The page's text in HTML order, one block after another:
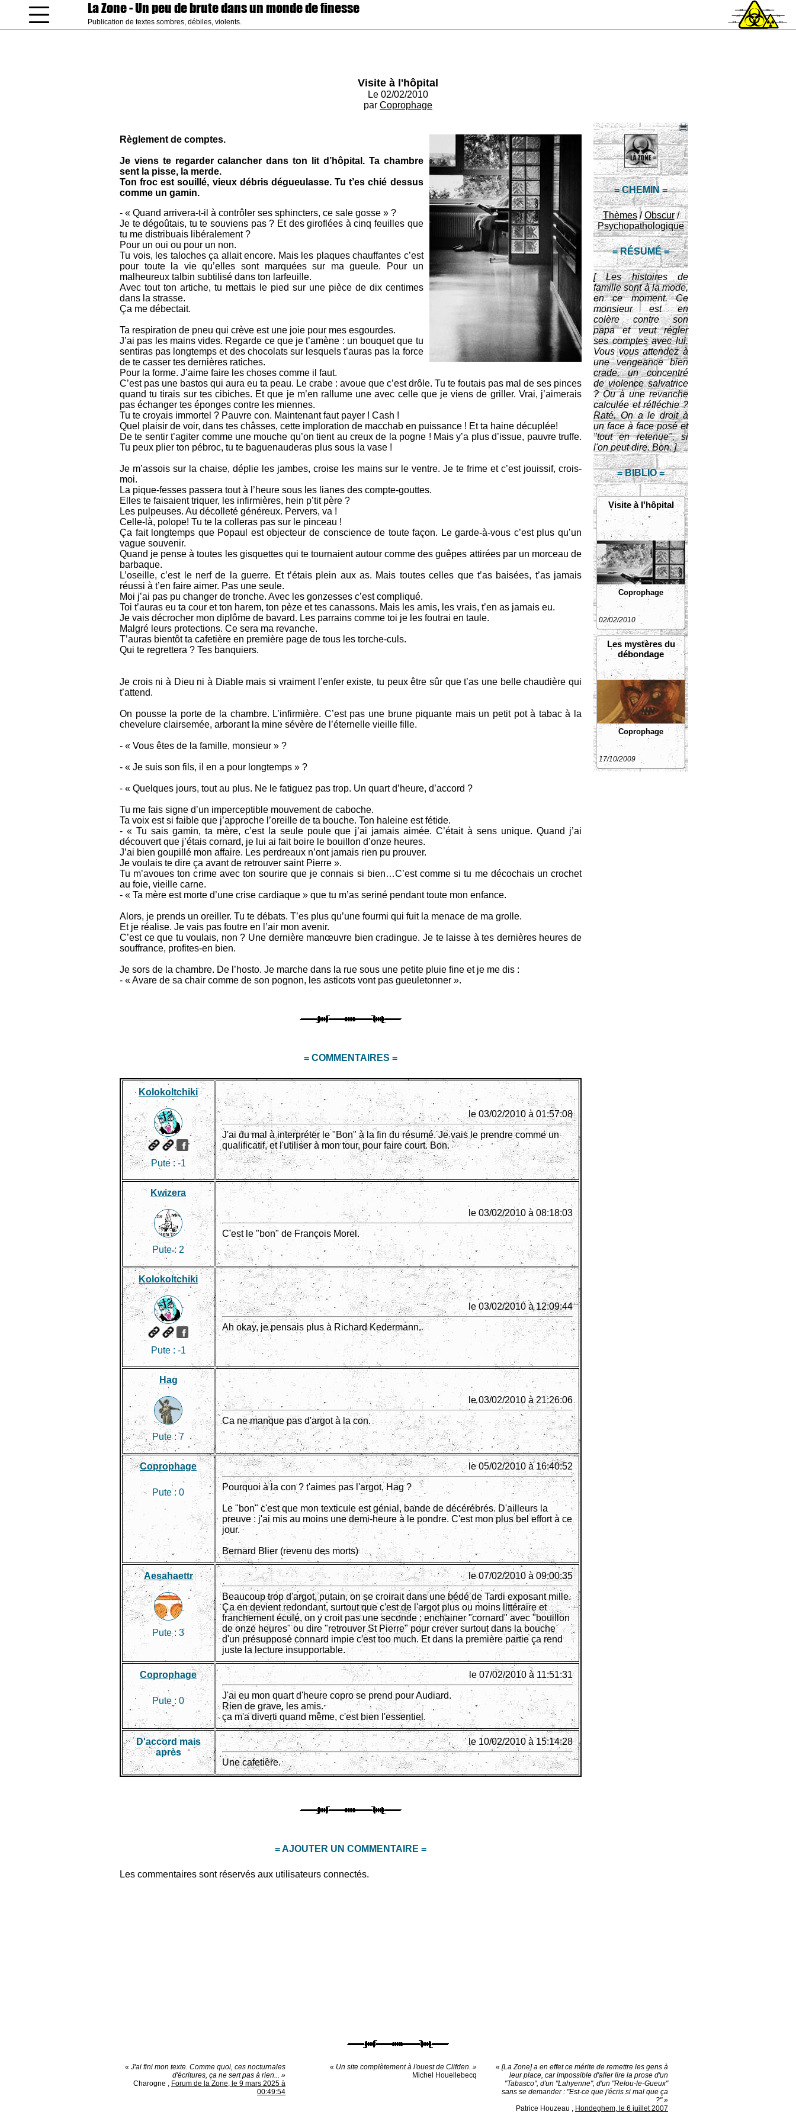
La Zone- Un peu de brute dans un monde de finesse
Publication de textes sombres, débiles, violents.
Visite à l'hôpital
Le 02/02/2010
par Coprophage
= CHEMIN =
Thèmes/Obscur/
Psychopathologique
= RÉSUMÉ =
[ Les histoires de
famille sont à la mode,
en ce moment. Ce
monsieur est en
colère contre son
papa et veut régler
ses comptes avec lui.
Vous vous attendez à
une vengeance bien
crade, un concentré
de violence salvatrice
? Ou à une revanche
calculée et réfléchie ?
Raté. On a le droit à
un face à face posé et
"tout en retenue", si
l'on peut dire. Bon. ]
= BIBLIO =
Visite à l'hôpital
Coprophage
02/02/2010
Les mystères du
débondage
Coprophage
17/10/2009
Règlement de comptes.
Je viens te regarder calancher dans ton lit d’hôpital. Ta chambre
sent la pisse, la merde.
Ton froc est souillé, vieux débris dégueulasse. Tu t’es chié dessus
comme un gamin.
- « Quand arrivera-t-il à contrôler ses sphincters, ce sale gosse » ?
Je te dégoûtais, tu te souviens pas ? Et des giroflées à cinq feuilles que
tu me distribuais libéralement ?
Pour un oui ou pour un non.
Tu vois, les taloches ça allait encore. Mais les plaques chauffantes c’est
pour toute la vie qu’elles sont marquées sur ma gueule. Pour un
malheureux talbin subtilisé dans ton larfeuille.
Avec tout ton artiche, tu mettais le pied sur une pièce de dix centimes
dans la strasse.
Ça me débectait.
Ta respiration de pneu qui crève est une joie pour mes esgourdes.
J’ai pas les mains vides. Regarde ce que je t’amène : un bouquet que tu
sentiras pas longtemps et des chocolats sur lesquels t’auras pas la force
de te casser tes dernières ratiches.
Pour la forme. J’aime faire les choses comme il faut.
C’est pas une bastos qui aura eu ta peau. Le crabe : avoue que c’est drôle. Tu te foutais pas mal de ses pinces
quand tu tirais sur tes cibiches. Et que je m’en rallume une avec celle que je viens de griller. Vrai, j’aimerais
pas échanger tes éponges contre les miennes.
Tu te croyais immortel ? Pauvre con. Maintenant faut payer ! Cash !
Quel plaisir de voir, dans tes châsses, cette imploration de macchab en puissance ! Et ta haine décuplée!
De te sentir t’agiter comme une mouche qu’on tient au creux de la pogne ! Mais y’a plus d’issue, pauvre truffe.
Tu peux plier ton pébroc, tu te baguenauderas plus sous la vase !
Je m’assois sur la chaise, déplie les jambes, croise les mains sur le ventre. Je te frime et c’est jouissif, crois-
moi.
La pique-fesses passera tout à l’heure sous les lianes des compte-gouttes.
Elles te faisaient triquer, les infirmières, hein p’tit père ?
Les pulpeuses. Au décolleté généreux. Pervers, va !
Celle-là, polope! Tu te la colleras pas sur le pinceau !
Ça fait longtemps que Popaul est objecteur de conscience de toute façon. Le garde-à-vous c’est plus qu’un
vague souvenir.
Quand je pense à toutes les gisquettes qui te tournaient autour comme des guêpes attirées par un morceau de
barbaque.
L’oseille, c’est le nerf de la guerre. Et t’étais plein aux as. Mais toutes celles que t’as baisées, t’as jamais
réussi à t’en faire aimer. Pas une seule.
Moi j’ai pas pu changer de tronche. Avec les gonzesses c’est compliqué.
Toi t’auras eu ta cour et ton harem, ton pèze et tes canassons. Mais les amis, les vrais, t’en as jamais eu.
Je vais décrocher mon diplôme de bavard. Les parrains comme toi je les foutrai en taule.
Malgré leurs protections. Ce sera ma revanche.
T’auras bientôt ta cafetière en première page de tous les torche-culs.
Qui te regrettera ? Tes banquiers.
Je crois ni à Dieu ni à Diable mais si vraiment l’enfer existe, tu peux être sûr que t’as une belle chaudière qui
t’attend.
On pousse la porte de la chambre. L’infirmière. C’est pas une brune piquante mais un petit pot à tabac à la
chevelure clairsemée, arborant la mine sévère de l’éternelle vieille fille.
- « Vous êtes de la famille, monsieur » ?
- « Je suis son fils, il en a pour longtemps » ?
- « Quelques jours, tout au plus. Ne le fatiguez pas trop. Un quart d’heure, d’accord ?
Tu me fais signe d’un imperceptible mouvement de caboche.
Ta voix est si faible que j’approche l’oreille de ta bouche. Ton haleine est fétide.
- « Tu sais gamin, ta mère, c’est la seule poule que j’ai jamais aimée. C’était à sens unique. Quand j’ai
découvert que j’étais cornard, je lui ai fait boire le bouillon d’onze heures.
J’ai bien goupillé mon affaire. Les perdreaux n’ont jamais rien pu prouver.
Je voulais te dire ça avant de retrouver saint Pierre ».
Tu m’avoues ton crime avec ton sourire que je connais si bien…C’est comme si tu me décochais un crochet
au foie, vieille carne.
- « Ta mère est morte d’une crise cardiaque » que tu m’as seriné pendant toute mon enfance.
Alors, je prends un oreiller. Tu te débats. T’es plus qu’une fourmi qui fuit la menace de ma grolle.
Et je réalise. Je vais pas foutre en l’air mon avenir.
C’est ce que tu voulais, non ? Une dernière manœuvre bien cradingue. Je te laisse à tes dernières heures de
souffrance, profites-en bien.
Je sors de la chambre. De l’hosto. Je marche dans la rue sous une petite pluie fine et je me dis :
- « Avare de sa chair comme de son pognon, les asticots vont pas gueuletonner ».
= COMMENTAIRES =
Kolokoltchiki
Pute :-1
le 03/02/2010 à 01:57:08
J'ai du mal à interpréter le "Bon" à la fin du résumé. Je vais le prendre comme un
qualificatif, et l'utiliser à mon tour, pour faire court. Bon.
Kwizera
Pute : 2
le 03/02/2010 à 08:18:03
C'est le "bon" de François Morel.
Kolokoltchiki
Pute : -1
le 03/02/2010 à 12:09:44
Ah okay, je pensais plus à Richard Kedermann.
Hag
Pute :7
le 03/02/2010 à 21:26:06
Ca ne manque pas d'argot à la con.
Coprophage
Pute : 0
le 05/02/2010 à 16:40:52
Pourquoi à la con ? t'aimes pas l'argot, Hag ?
Le "bon" c'est que mon texticule est génial, bande de décérébrés. D'ailleurs la
preuve : j'ai mis au moins une demi-heure à le pondre. C'est mon plus bel effort à ce
jour.
Bernard Blier (revenu des morts)
Aesahaettr
Pute : 3
le 07/02/2010 à 09:00:35
Beaucoup trop d'argot, putain, on se croirait dans une bédé de Tardi exposant mille.
Ça en devient redondant, surtout que c'est de l'argot plus ou moins littéraire et
franchement éculé, on y croit pas une seconde ; enchainer "cornard" avec "bouillon
de onze heures" ou dire "retrouver St Pierre" pour crever surtout dans la bouche
d'un présupposé connard impie c'est too much. Et dans la première partie ça rend
juste la lecture insupportable.
Coprophage
Pute : 0
le 07/02/2010 à 11:51:31
J'ai eu mon quart d'heure copro se prend pour Audiard.
Rien de grave, les amis.
ça m'a diverti quand même, c'est bien l'essentiel.
D'accord mais
après
le 10/02/2010 à 15:14:28
Une cafetière.
= AJOUTER UN COMMENTAIRE =
Les commentaires sont réservés aux utilisateurs connectés.
« J'ai fini mon texte. Comme quoi, ces nocturnales
d'écritures, ça ne sert pas à rien... »
Charogne , Forum de la Zone, le 9 mars 2025 à
00:49:54
« Un site complètement à l'ouest de Clifden. »
Michel Houellebecq
« [La Zone] a en effet ce mérite de remettre les gens à
leur place, car impossible d'aller lire la prose d'un
"Tabasco", d'un "Lahyenne", d'un "Relou-le-Gueux"
sans se demander : "Est-ce que j'écris si mal que ça
?" »
Patrice Houzeau , Hondeghem, le 6 juillet 2007